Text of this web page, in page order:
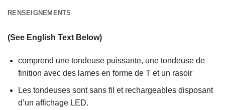
RENSEIGNEMENTS
(See English Text Below)
comprend une tondeuse puissante, une tondeuse de
finition avec des lames en forme de T et un rasoir
Les tondeuses sont sans fil et rechargeables disposant
d’un affichage LED.